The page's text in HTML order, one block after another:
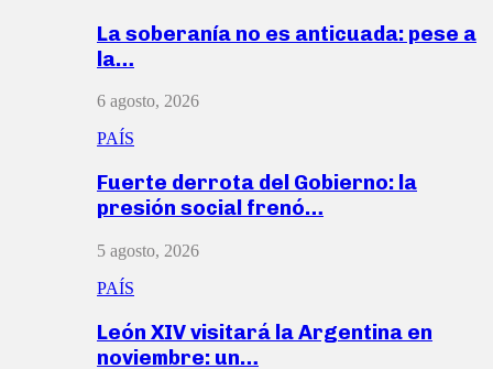
La soberanía no es anticuada: pese a
la…
6 agosto, 2026
PAÍS
Fuerte derrota del Gobierno: la
presión social frenó…
5 agosto, 2026
PAÍS
León XIV visitará la Argentina en
noviembre: un…